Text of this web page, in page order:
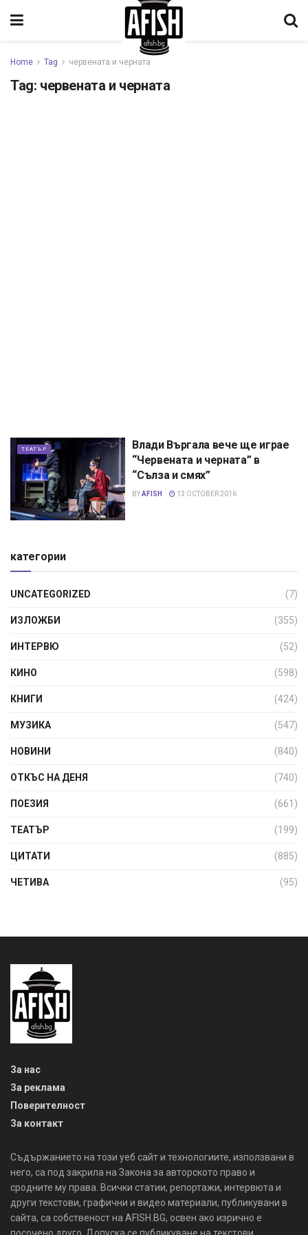
Home Tag червената и черната
Tag: червената и черната
ТЕАТЪР
Влади Въргала вече ще играе
“Червената и черната” в
“Сълза и смях”
BYAFISH 13 OCTOBER 2016
категории
UNCATEGORIZED (7)
ИЗЛОЖБИ (355)
ИНТЕРВЮ (52)
КИНО (598)
КНИГИ (424)
МУЗИКА (547)
НОВИНИ (840)
ОТКЪС НА ДЕНЯ (740)
ПОЕЗИЯ (661)
ТЕАТЪР (199)
ЦИТАТИ (885)
ЧЕТИВА (95)
За нас
За реклама
Поверителност
За контакт
Съдържанието на този уеб сайт и технологиите, използвани в
него, са под закрила на Закона за авторското право и
сродните му права. Всички статии, репортажи, интервюта и
други текстови, графични и видео материали, публикувани в
сайта, са собственост на AFISH.BG, освен ако изрично е
посочено друго. Допуска се публикуване на текстови